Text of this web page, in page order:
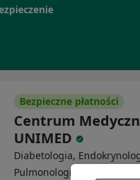
Bezpieczne płatności
Centrum
UNIMED
Diabetologia,
Pulmonologia